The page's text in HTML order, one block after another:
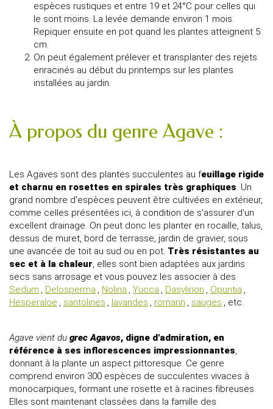
espèces rustiques et entre 19 et 24°C pour celles qui
le sont moins. La levée demande environ 1 mois.
Repiquer ensuite en pot quand les plantes atteignent 5
cm.
On peut également prélever et transplanter des rejets
enracinés au début du printemps sur les plantes
installées au jardin.
À propos du genre Agave :
Les Agaves sont des plantes succulentes au feuillage rigide
et charnu en rosettes en spirales très graphiques. Un
grand nombre d'espèces peuvent être cultivées en extérieur,
comme celles présentées ici, à condition de s'assurer d'un
excellent drainage. On peut donc les planter en rocaille, talus,
dessus de muret, bord de terrasse, jardin de gravier, sous
une avancée de toit au sud ou en pot. Très résistantes au
sec et à la chaleur, elles sont bien adaptées aux jardins
secs sans arrosage et vous pouvez les associer à des
Sedum , Delosperma , Nolina , Yucca , Dasylirion , Opuntia ,
Hesperaloe , santolines , lavandes , romarin , sauges , etc.
Agave vient du grec Agavos, digne d'admiration, en
référence à ses inflorescences impressionnantes
donnant à la plante un aspect pittoresque. Ce genre
comprend environ 300 espèces de succulentes vivaces à
monocarpiques, formant une rosette et à racines fibreuses.
Elles sont maintenant classées dans la famille des